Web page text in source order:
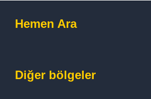
Hemen Ara
Diğer bölgeler